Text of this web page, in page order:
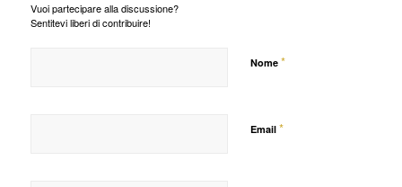
Vuoi partecipare alla discussione?
Sentitevi liberi di contribuire!
Nome *
Email *